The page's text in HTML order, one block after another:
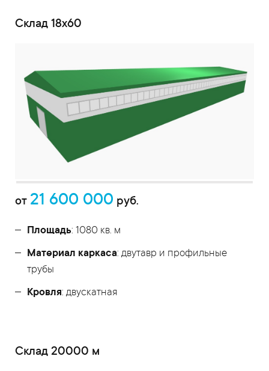
Cклад 18х60
от 21 600 000 руб.
Площадь: 1080 кв. м
Материал каркаса: двутавр и профильные
трубы
Кровля: двускатная
Склад 20000 м